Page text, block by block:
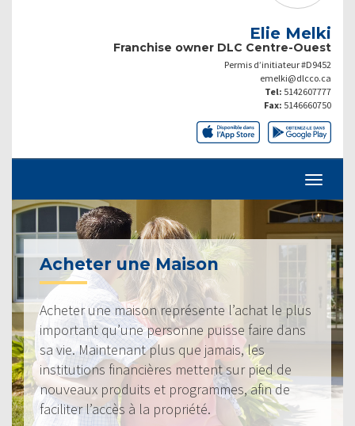
Elie Melki
Franchise owner DLC Centre-Ouest
Permis d’initiateur #D9452
emelki@dlcco.ca
Tel: 5142607777
Fax: 5146660750
Acheter une Maison
Acheter une maison représente l’achat le plus
important qu’une personne puisse faire dans
sa vie. Maintenant plus que jamais, les
institutions financières mettent sur pied de
nouveaux produits et programmes, afin de
faciliter l’accès à la propriété.